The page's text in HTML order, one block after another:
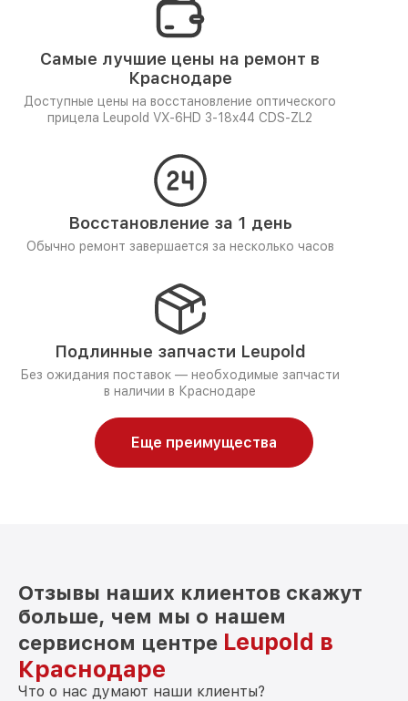
Самые лучшие цены на ремонт в
Краснодаре
Доступные цены на восстановление оптического
прицела Leupold VX-6HD 3-18x44 CDS-ZL2
Восстановление за 1 день
Обычно ремонт завершается за несколько часов
Подлинные запчасти Leupold
Без ожидания поставок — необходимые запчасти
в наличии в Краснодаре
Еще преимущества
Отзывы наших клиентов скажут
больше, чем мы о нашем
сервисном центре Leupold в
Краснодаре
Что о нас думают наши клиенты?